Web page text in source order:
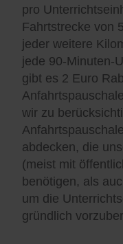
pro
Fahrtstrecke von
jeder weitere
jede 90-Minuten-
gibt es 2 Euro
wir zu
abdecken, die
(meist mit
benötigen, als
um die
gründlich